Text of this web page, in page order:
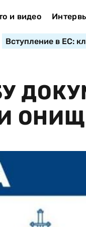
и видео
Вступление в ЕС: